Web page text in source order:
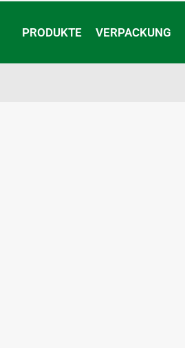
PRODUKTE VERPACKUNG